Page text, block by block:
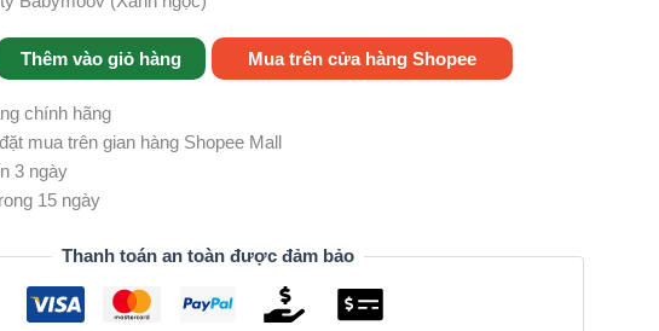
Thêm vào giỏ hàng Mua trên cửa hàng Shopee
chính hãng
mua trên gian hàng Shopee Mall
3 ngày
15 ngày
Thanh toán an toàn được đảm bảo